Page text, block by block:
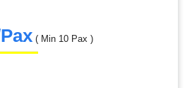
( Min 10 Pax )